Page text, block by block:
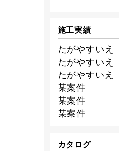
施工実績
たがやすいえ
たがやすいえ
たがやすいえ
某案件
某案件
某案件
カタログ